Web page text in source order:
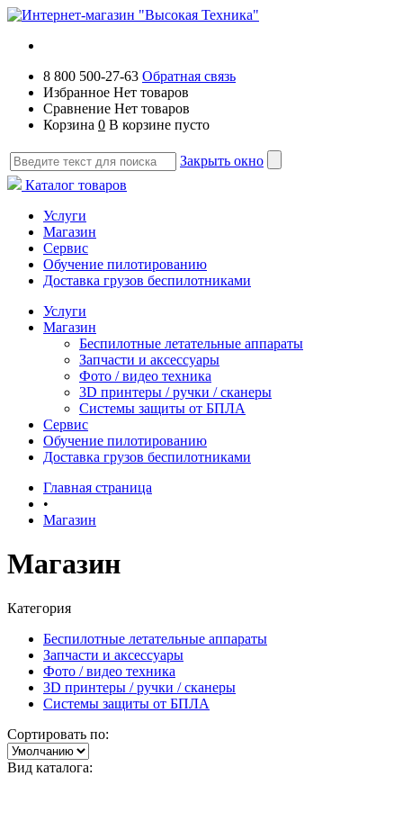
8 800 500-27-63 Обратная связь
Избранное Нет товаров
Сравнение Нет товаров
Корзина 0 В корзине пусто
Закрыть окно
Каталог товаров
Услуги
Магазин
Сервис
Обучение пилотированию
Доставка грузов беспилотниками
Услуги
Магазин
Беспилотные летательные аппараты
Запчасти и аксессуары
Фото / видео техника
3D принтеры / ручки / сканеры
Системы защиты от БПЛА
Сервис
Обучение пилотированию
Доставка грузов беспилотниками
Главная страница
•
Магазин
Магазин
Категория
Беспилотные летательные аппараты
Запчасти и аксессуары
Фото / видео техника
3D принтеры / ручки / сканеры
Системы защиты от БПЛА
Сортировать по:
Вид каталога: